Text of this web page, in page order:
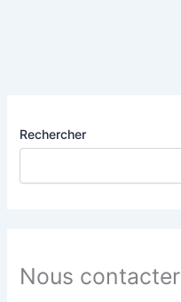
Rechercher
Nous contacter